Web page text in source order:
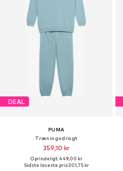
DEAL
PUMA
Træningsdragt
359,10 kr
Oprindeligt: 449,00 kr
Sidste laveste pris:301,75 kr